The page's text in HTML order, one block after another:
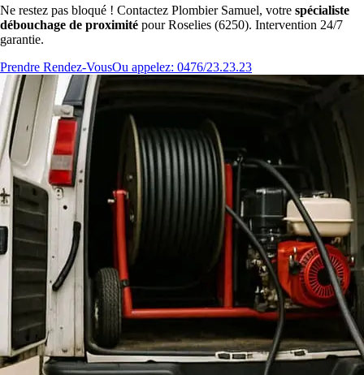
Ne restez pas bloqué ! Contactez Plombier Samuel, votre spécialiste
débouchage de proximité pour Roselies (6250). Intervention 24/7
garantie.
Prendre Rendez-VousOu appelez: 0476/23.23.23